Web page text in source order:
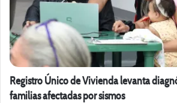
Registro Único de Vivienda levanta
familias afectadas por sismos